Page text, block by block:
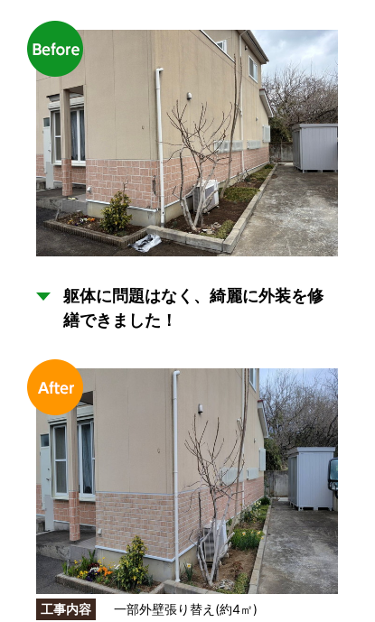
躯体に問題はなく、綺麗に外装を修
繕できました！
工事内容 一部外壁張り替え(約4㎡)